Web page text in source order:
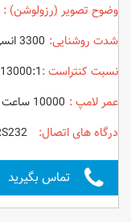
وضوح تصویر (رزولوشن) :
شدت روشنایی:
نسبت کنتراست :13000:1
عمر لامپ :
درگاه های اتصال:
تماس بگیرید